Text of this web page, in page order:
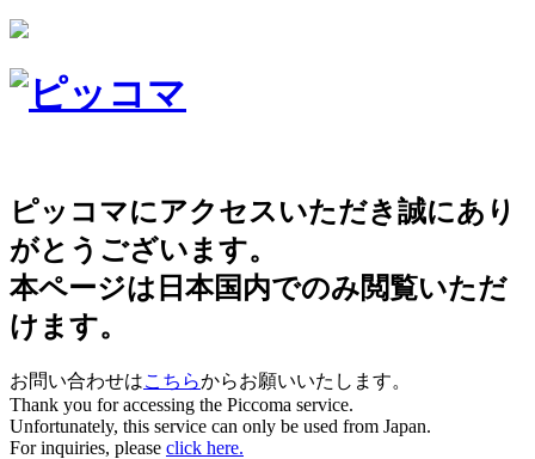
ピッコマにアクセスいただき誠にあり
がとうございます。
本ページは日本国内でのみ閲覧いただ
けます。
お問い合わせはこちらからお願いいたします。
Thank you for accessing the Piccoma service.
Unfortunately, this service can only be used from Japan.
For inquiries, please click here.